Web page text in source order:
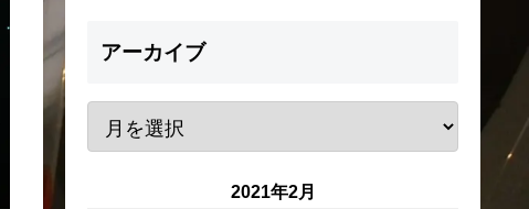
アーカイブ
2021年2月